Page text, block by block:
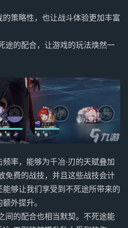
策略性，也让战斗体验更加丰富
途的配合，让游戏的玩法焕然一
率，能够为千冶·刃的天赋叠加
免费的战技，并且这些战技会计
够让我们享受到不死途所带来的
外提升。
间的配合也相当默契。不死途能